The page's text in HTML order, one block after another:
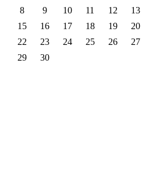
8
9 10 11 12
13
15
16 17 18 19
20
22
23 24 25 26
27
29
30